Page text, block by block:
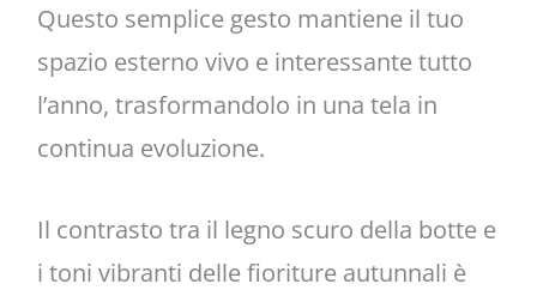
Questo semplice gesto mantiene il tuo
spazio esterno vivo e interessante tutto
l’anno, trasformandolo in una tela in
continua evoluzione.
Il contrasto tra il legno scuro della botte e
i toni vibranti delle fioriture autunnali è